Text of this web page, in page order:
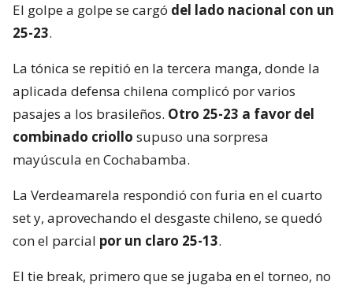
El golpe a golpe se cargó del lado nacional con un
25-23.
La tónica se repitió en la tercera manga, donde la
aplicada defensa chilena complicó por varios
pasajes a los brasileños. Otro 25-23 a favor del
combinado criollo supuso una sorpresa
mayúscula en Cochabamba.
La Verdeamarela respondió con furia en el cuarto
set y, aprovechando el desgaste chileno, se quedó
con el parcial por un claro 25-13.
El tie break, primero que se jugaba en el torneo, no